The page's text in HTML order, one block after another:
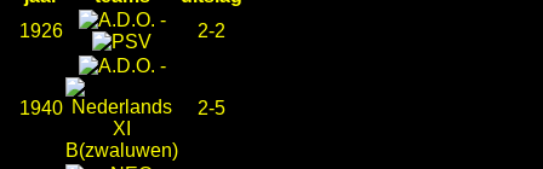
1926
-
2-2
1940
-
2-5